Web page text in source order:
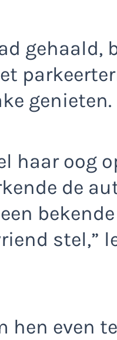
gehaald,
genieten.
haar oog
de
stel,”
hen even